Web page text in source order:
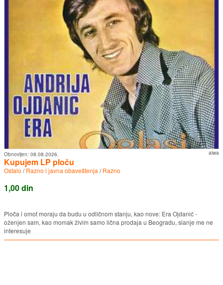
aiwa
Obnovljen: 08.08.2026.
Kupujem LP ploču
Ostalo /Razno i javna obaveštenja /Razno
1,00 din
Ploča i omot moraju da budu u odličnom stanju, kao nove: Era Ojdanić -
oženjen sam, kao momak živim samo lična prodaja u Beogradu, slanje me ne
interesuje